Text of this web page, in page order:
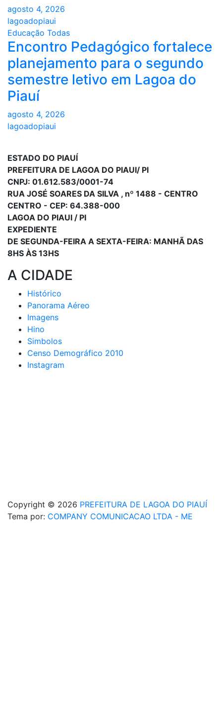
agosto 4, 2026
lagoadopiaui
Educação Todas
Encontro Pedagógico fortalece
planejamento para o segundo
semestre letivo em Lagoa do
Piauí
agosto 4, 2026
lagoadopiaui
ESTADO DO PIAUÍ
PREFEITURA DE LAGOA DO PIAUI/ PI
CNPJ: 01.612.583/0001-74
RUA JOSÉ SOARES DA SILVA , nº 1488 - CENTRO
CENTRO - CEP: 64.388-000
LAGOA DO PIAUI / PI
EXPEDIENTE
DE SEGUNDA-FEIRA A SEXTA-FEIRA: MANHÃ DAS
8HS ÀS 13HS
A CIDADE
Histórico
Panorama Aéreo
Imagens
Hino
Simbolos
Censo Demográfico 2010
Instagram
Copyright © 2026 PREFEITURA DE LAGOA DO PIAUÍ
Tema por: COMPANY COMUNICACAO LTDA - ME